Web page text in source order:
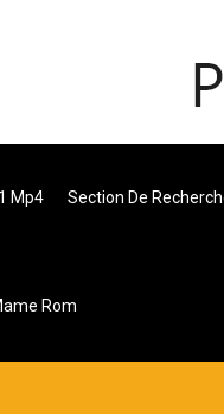
Mp4 Section De
Rom